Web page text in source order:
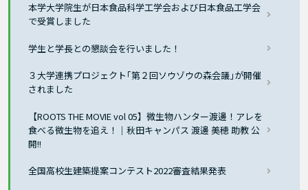
本学大学院生が⽇本⾷品科学⼯学会および⽇本⾷品⼯学会
で受賞しました
学生と学長との懇談会を行いました！
３大学連携プロジェクト｢第２回ソウゾウの森会議｣が開催
されました
【ROOTS THE MOVIE vol 05】微生物ハンター渡邊！アレを
食べる微生物を追え！｜秋田キャンパス 渡邊 美穂 助教 公
開!!
全国高校生建築提案コンテスト2022審査結果発表